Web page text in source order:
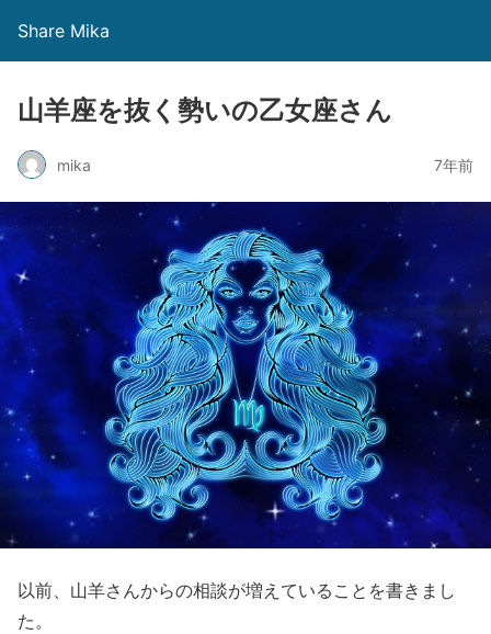
Share Mika
山羊座を抜く勢いの乙女座さん
mika 7年前
以前、山羊さんからの相談が増えていることを書きまし
た。